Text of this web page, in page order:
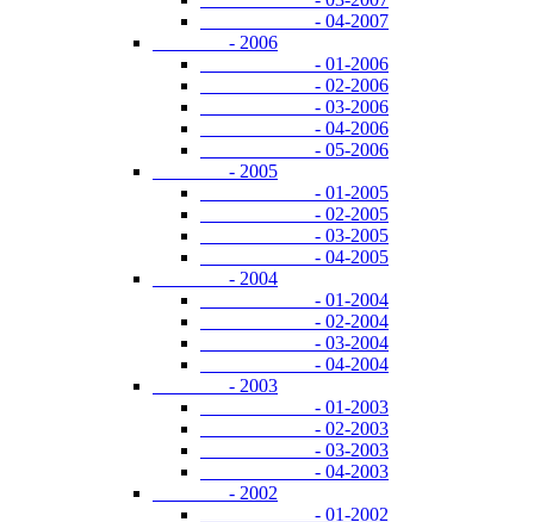
- 04-2007
- 2006
- 01-2006
- 02-2006
- 03-2006
- 04-2006
- 05-2006
- 2005
- 01-2005
- 02-2005
- 03-2005
- 04-2005
- 2004
- 01-2004
- 02-2004
- 03-2004
- 04-2004
- 2003
- 01-2003
- 02-2003
- 03-2003
- 04-2003
- 2002
- 01-2002